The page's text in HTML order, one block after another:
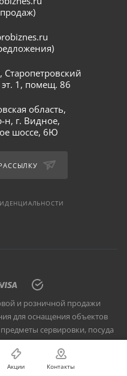
Старопетровский
1, помещ. 86
область,
г. Видное,
шоссе, 6Ю
и розничной продажи
для оснащения объектов
сервировки, посуда
ресторанов.
Акции Контакты